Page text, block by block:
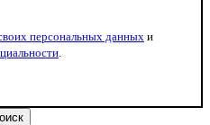
персональных данных и